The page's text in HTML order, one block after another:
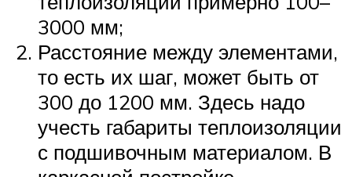
3000 мм;
Расстояние между элементами,
то есть их шаг, может быть от
300 до 1200 мм. Здесь надо
учесть габариты теплоизоляции
с подшивочным материалом. В